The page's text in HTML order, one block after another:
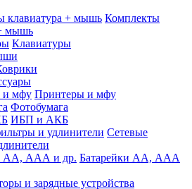
Комплекты
мышь
Клавиатуры
Принтеры и мфу
Фотобумага
ИБП и АКБ
Сетевые
Батарейки АА, ААА